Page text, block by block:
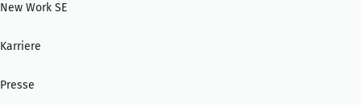
New Work SE
Karriere
Presse